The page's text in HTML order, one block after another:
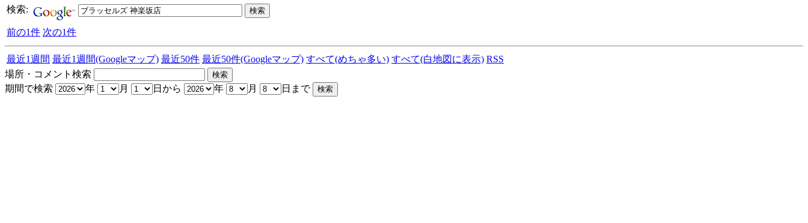
検索:
前の1件 次の1件
最近1週間 最近1週間(Googleマップ) 最近50件 最近50件(Googleマップ) すべて(めちゃ多い) すべて(白地図に表示) RSS
場所・コメント検索
期間で検索
年 月 日から 年 月 日まで